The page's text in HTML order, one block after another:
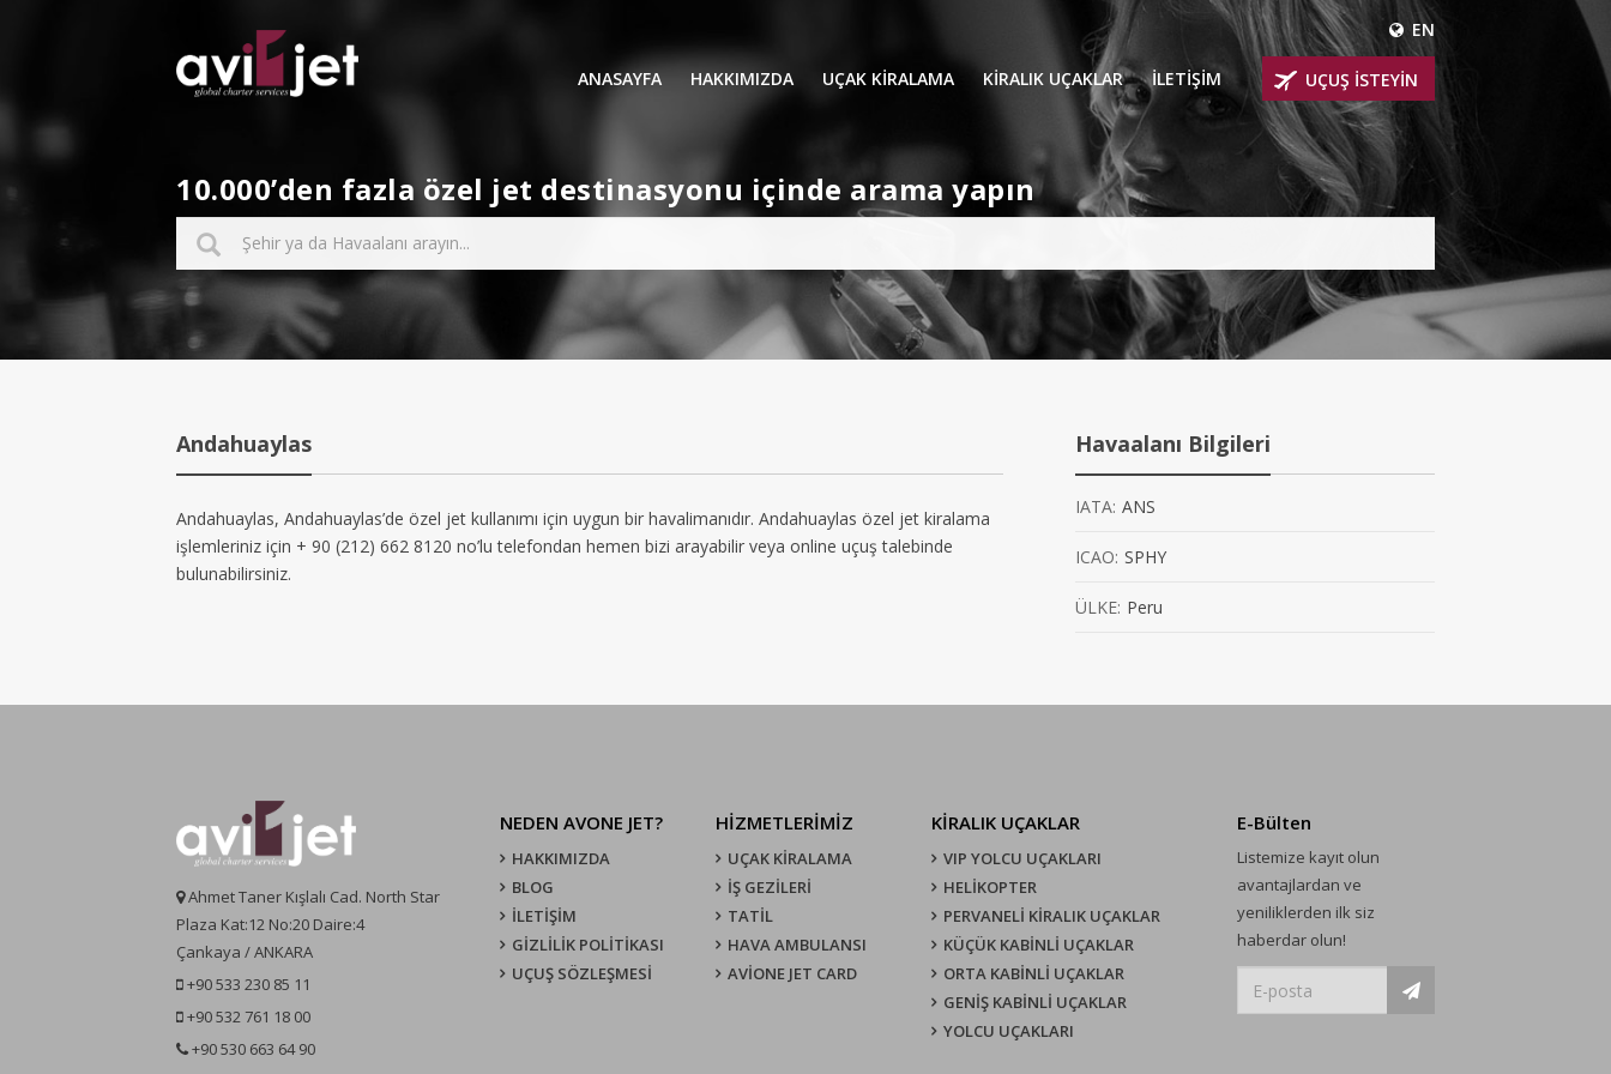
EN
ANASAYFA HAKKIMIZDA UÇAK KİRALAMA
İŞ GEZİLERİ TATİL
AVİONE JET CARD
KIRALIK UÇAKLAR
VIP YOLCU UÇAKLARI
HELİKOPTER
KÜÇÜK KABİNLİ UÇAKLAR
ORTA KABİNLİ UÇAKLAR
YOLCU UÇAKLARI
İLETİŞİM UÇUŞ İSTEYİN
10.000’den fazla özel jet destinasyonu içinde arama yapın
Andahuaylas
Andahuaylas, Andahuaylas’de özel jet kullanımı için uygun bir havalimanıdır. Andahuaylas özel jet kiralama
işlemleriniz için + 90 (212) 662 8120 no’lu telefondan hemen bizi arayabilir veya online uçuş talebinde
bulunabilirsiniz.
Havaalanı Bilgileri
IATA: ANS
ICAO: SPHY
ÜLKE: Peru
Ahmet Taner Kışlalı Cad. North Star
Plaza Kat:12 No:20 Daire:4
Çankaya / ANKARA
+90 533 230 85 11
+90 532 761 18 00
+90 530 663 64 90
NEDEN AVONE JET?
HAKKIMIZDA
BLOG
İLETİŞİM
GİZLİLİK POLİTİKASI
UÇUŞ SÖZLEŞMESI
HİZMETLERİMİZ
UÇAK KIRALAMA
İŞ GEZİLERİ
TATİL
HAVA AMBULANSI
AVİONE JET CARD
KIRALIK UÇAKLAR
VIP YOLCU UÇAKLARI
HELİKOPTER
PERVANELİ KİRALIK UÇAKLAR
KÜÇÜK KABİNLİ UÇAKLAR
ORTA KABİNLİ UÇAKLAR
GENİŞ KABİNLİ UÇAKLAR
YOLCU UÇAKLARI
E-Bülten
Listemize kayıt olun
avantajlardan ve
yeniliklerden ilk siz
haberdar olun!